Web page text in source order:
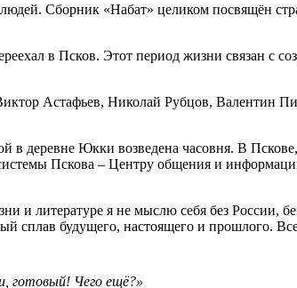
Сборник «Набат» целиком посвящён
в Псков. Этот период жизни связан с
Астафьев, Николай Рубцов, Валентин
в деревне Юкки возведена часовня. В
Пскова – Центру общения и
и литера­туре я не мыслю себя без России,
будущего, настоящего и прошлого. Все
готовый! Чего ещё?»